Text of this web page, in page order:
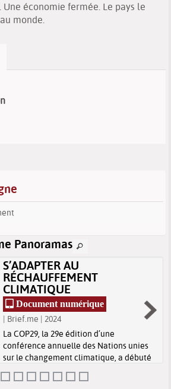
économie fermée. Le pays le
monde.
Panoramas
S’ADAPTER AU
RÉCHAUFFEMENT
CLIMATIQUE
Document numérique
| Brief.me | 2024
La COP29, la 29e édition d’une
conférence annuelle des Nations unies
sur le changement climatique, a débuté
aujourd’hui en Azerbaïdjan. Elle sera
principalement axée sur le soutien